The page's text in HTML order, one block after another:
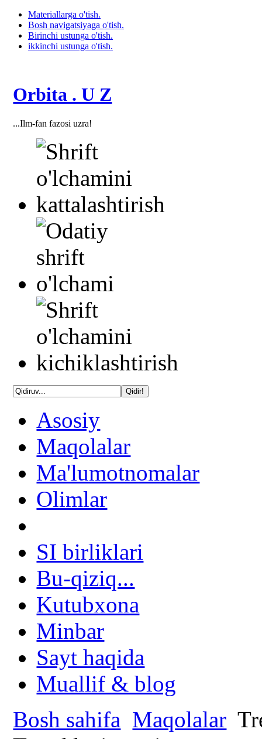
Materiallarga o'tish.
Bosh navigatsiyaga o'tish.
Birinchi ustunga o'tish.
ikkinchi ustunga o'tish.
Orbita . U Z
...Ilm-fan fazosi uzra!
Asosiy
Maqolalar
Ma'lumotnomalar
Olimlar
SI birliklari
Bu-qiziq...
Kutubxona
Minbar
Sayt haqida
Muallif & blog
Bosh sahifa Maqolalar